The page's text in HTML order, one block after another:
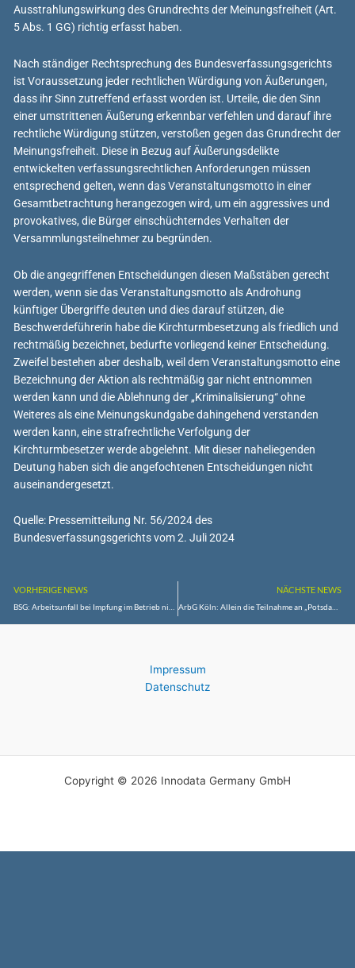
Ausstrahlungswirkung des Grundrechts der Meinungsfreiheit (Art.
5 Abs. 1 GG) richtig erfasst haben.
Nach ständiger Rechtsprechung des Bundesverfassungsgerichts
ist Voraussetzung jeder rechtlichen Würdigung von Äußerungen,
dass ihr Sinn zutreffend erfasst worden ist. Urteile, die den Sinn
einer umstrittenen Äußerung erkennbar verfehlen und darauf ihre
rechtliche Würdigung stützen, verstoßen gegen das Grundrecht der
Meinungsfreiheit. Diese in Bezug auf Äußerungsdelikte
entwickelten verfassungsrechtlichen Anforderungen müssen
entsprechend gelten, wenn das Veranstaltungsmotto in einer
Gesamtbetrachtung herangezogen wird, um ein aggressives und
provokatives, die Bürger einschüchterndes Verhalten der
Versammlungsteilnehmer zu begründen.
Ob die angegriffenen Entscheidungen diesen Maßstäben gerecht
werden, wenn sie das Veranstaltungsmotto als Androhung
künftiger Übergriffe deuten und dies darauf stützen, die
Beschwerdeführerin habe die Kirchturmbesetzung als friedlich und
rechtmäßig bezeichnet, bedurfte vorliegend keiner Entscheidung.
Zweifel bestehen aber deshalb, weil dem Veranstaltungsmotto eine
Bezeichnung der Aktion als rechtmäßig gar nicht entnommen
werden kann und die Ablehnung der „Kriminalisierung“ ohne
Weiteres als eine Meinungskundgabe dahingehend verstanden
werden kann, eine strafrechtliche Verfolgung der
Kirchturmbesetzer werde abgelehnt. Mit dieser naheliegenden
Deutung haben sich die angefochtenen Entscheidungen nicht
auseinandergesetzt.
Quelle: Pressemitteilung Nr. 56/2024 des
Bundesverfassungsgerichts vom 2. Juli 2024
VORHERIGE NEWS
BSG: Arbeitsunfall bei Impfung im Betrieb nicht ausgeschlossen
NÄCHSTE NEWS
ArbG Köln: Allein die Teilnahme an „Potsdamer Treffen“ rechtfertigt keine außerordentliche Kündigung
Impressum
Datenschutz
Copyright © 2026 Innodata Germany GmbH